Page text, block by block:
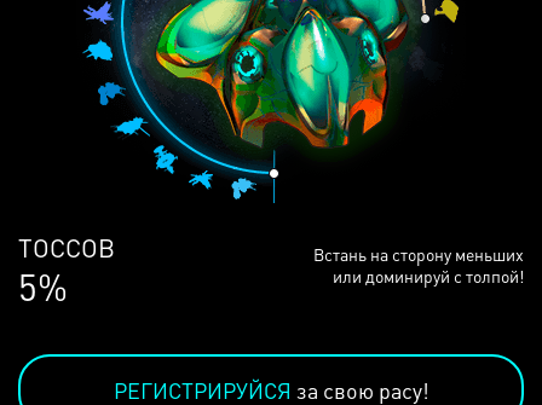
ЛЮДЕЙ
68%
Встань на сторону меньших
или доминируй с толпой!
РЕГИСТРИРУЙСЯ за свою расу!